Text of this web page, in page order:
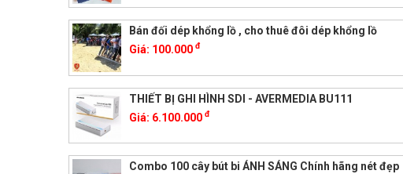
Bán đối dép khổng lồ , cho thuê đôi dép khổng lồ
Giá: 100.000 đ
THIẾT BỊ GHI HÌNH SDI - AVERMEDIA BU111
Giá: 6.100.000 đ
Combo 100 cây bút bi ÁNH SÁNG Chính hãng nét đẹp